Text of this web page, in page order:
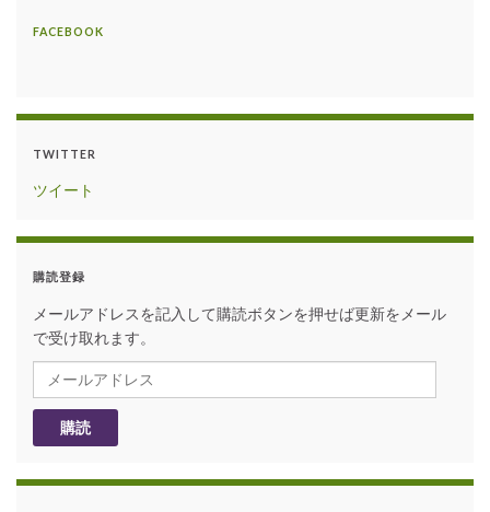
FACEBOOK
TWITTER
ツイート
購読登録
メールアドレスを記入して購読ボタンを押せば更新をメール
で受け取れます。
メールアドレス
購読